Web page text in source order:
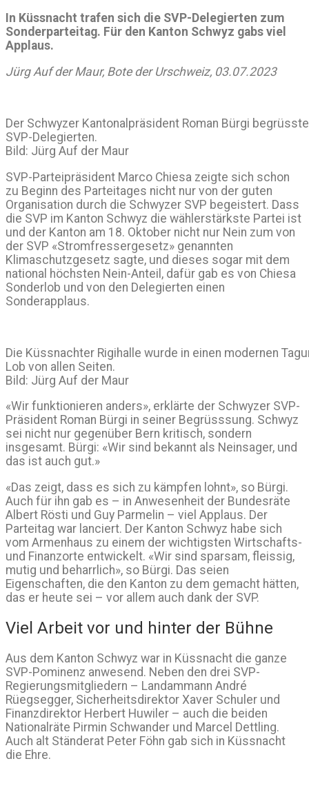
In Küssnacht trafen sich die SVP-Delegierten zum
Sonderparteitag. Für den Kanton Schwyz gabs viel
Applaus.
Jürg Auf der Maur, Bote der Urschweiz, 03.07.2023
Der Schwyzer Kantonalpräsident Roman Bürgi
SVP-Delegierten.
Bild: Jürg Auf der Maur
SVP-Parteipräsident Marco Chiesa zeigte sich schon
zu Beginn des Parteitages nicht nur von der guten
Organisation durch die Schwyzer SVP begeistert. Dass
die SVP im Kanton Schwyz die wählerstärkste Partei ist
und der Kanton am 18. Oktober nicht nur Nein zum von
der SVP «Stromfressergesetz» genannten
Klimaschutzgesetz sagte, und dieses sogar mit dem
national höchsten Nein-Anteil, dafür gab es von Chiesa
Sonderlob und von den Delegierten einen
Sonderapplaus.
Die Küssnachter Rigihalle wurde in einen modernen
Lob von allen Seiten.
Bild: Jürg Auf der Maur
«Wir funktionieren anders», erklärte der Schwyzer SVP-
Präsident Roman Bürgi in seiner Begrüsssung. Schwyz
sei nicht nur gegenüber Bern kritisch, sondern
insgesamt. Bürgi: «Wir sind bekannt als Neinsager, und
das ist auch gut.»
«Das zeigt, dass es sich zu kämpfen lohnt», so Bürgi.
Auch für ihn gab es – in Anwesenheit der Bundesräte
Albert Rösti und Guy Parmelin – viel Applaus. Der
Parteitag war lanciert. Der Kanton Schwyz habe sich
vom Armenhaus zu einem der wichtigsten Wirtschafts-
und Finanzorte entwickelt. «Wir sind sparsam, fleissig,
mutig und beharrlich», so Bürgi. Das seien
Eigenschaften, die den Kanton zu dem gemacht hätten,
das er heute sei – vor allem auch dank der SVP.
Viel Arbeit vor und hinter der Bühne
Aus dem Kanton Schwyz war in Küssnacht die ganze
SVP-Pominenz anwesend. Neben den drei SVP-
Regierungsmitgliedern – Landammann André
Rüegsegger, Sicherheitsdirektor Xaver Schuler und
Finanzdirektor Herbert Huwiler – auch die beiden
Nationalräte Pirmin Schwander und Marcel Dettling.
Auch alt Ständerat Peter Föhn gab sich in Küssnacht
die Ehre.